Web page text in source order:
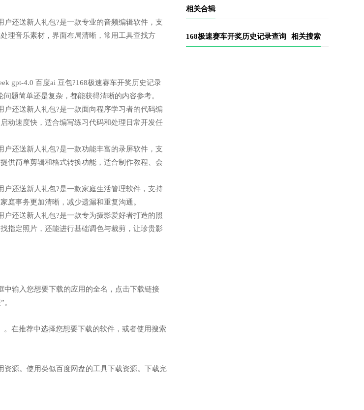
户还送新人礼包?是一款专业的音频编辑软件，支
理音乐素材，界面布局清晰，常用工具查找方
gpt-4.0 百度ai 豆包?168极速赛车开奖历史记录
题简单还是复杂，都能获得清晰的内容参考。
户还送新人礼包?是一款面向程序学习者的代码编
动速度快，适合编写练习代码和处理日常开发任
户还送新人礼包?是一款功能丰富的录屏软件，支
供简单剪辑和格式转换功能，适合制作教程、会
户还送新人礼包?是一款家庭生活管理软件，支持
庭事务更加清晰，减少遗漏和重复沟通。
户还送新人礼包?是一款专为摄影爱好者打造的照
指定照片，还能进行基础调色与裁剪，让珍贵影
中输入您想要下载的应用的全名，点击下载链接
在推荐中选择您想要下载的软件，或者使用搜索
源。使用类似百度网盘的工具下载资源。下载完
相关合辑
168极速赛车开奖历史记录查询 相关搜索